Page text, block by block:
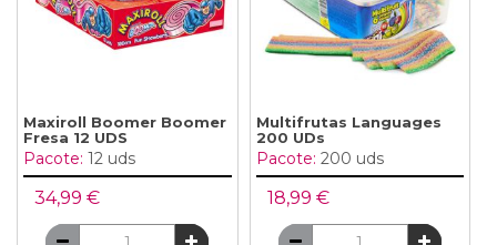
Maxiroll Boomer Boomer
Fresa 12 UDS
Pacote: 12 uds
34,99 €
Multifrutas Languages ​​
200 UDs
Pacote: 200 uds
18,99 €